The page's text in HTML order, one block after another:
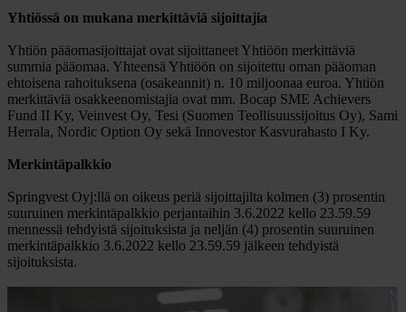
Yhtiössä on mukana merkittäviä sijoittajia
Yhtiön pääomasijoittajat ovat sijoittaneet Yhtiöön merkittäviä
summia pääomaa. Yhteensä Yhtiöön on sijoitettu oman pääoman
ehtoisena rahoituksena (osakeannit) n. 10 miljoonaa euroa. Yhtiön
merkittäviä osakkeenomistajia ovat mm. Bocap SME Achievers
Fund II Ky, Veinvest Oy, Tesi (Suomen Teollisuussijoitus Oy), Sami
Herrala, Nordic Option Oy sekä Innovestor Kasvurahasto I Ky.
Merkintäpalkkio
Springvest Oyj:llä on oikeus periä sijoittajilta kolmen (3) prosentin
suuruinen merkintäpalkkio perjantaihin 3.6.2022 kello 23.59.59
mennessä tehdyistä sijoituksista ja neljän (4) prosentin suuruinen
merkintäpalkkio 3.6.2022 kello 23.59.59 jälkeen tehdyistä
sijoituksista.